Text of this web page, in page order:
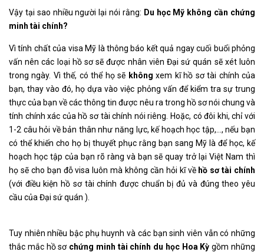
Vậy tại sao nhiều người lại nói rằng: Du học Mỹ không cần chứng
minh tài chính?
Vì tính chất của visa Mỹ là thông báo kết quả ngay cuối buổi phỏng
vấn nên các loại hồ sơ sẽ được nhân viên Đại sứ quán sẽ xét luôn
trong ngày. Vì thế, có thể họ sẽ không xem kĩ hồ sơ tài chính của
bạn, thay vào đó, họ dựa vào việc phỏng vấn để kiểm tra sự trung
thực của bạn về các thông tin được nêu ra trong hồ sơ nói chung và
tính chính xác của hồ sơ tài chính nói riêng. Hoặc, có đôi khi, chỉ với
1-2 câu hỏi về bản thân như năng lực, kế hoạch học tập,…, nếu bạn
có thể khiến cho họ bị thuyết phục rằng bạn sang Mỹ là để học, kế
hoạch học tập của bạn rõ ràng và bạn sẽ quay trở lại Việt Nam thì
họ sẽ cho bạn đỗ visa luôn mà không cần hỏi kĩ về hồ sơ tài chính
(với điều kiện hồ sơ tài chính được chuẩn bị đủ và đúng theo yêu
cầu của Đại sứ quán ).
Tuy nhiên nhiều bậc phụ huynh và các bạn sinh viên vẫn có những
thắc mắc hồ sơ chứng minh tài chính du học Hoa Kỳ gồm những